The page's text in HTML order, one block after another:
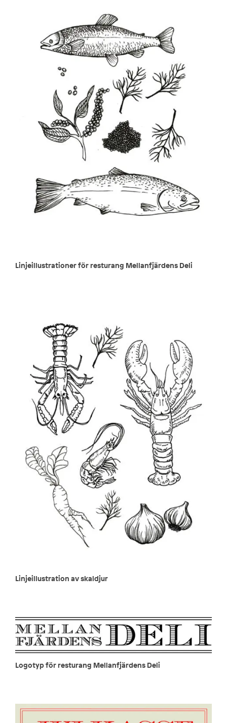
Linjeillustrationer för resturang Mellanfjärdens Deli
Linjeillustration av skaldjur
Logotyp för resturang Mellanfjärdens Deli